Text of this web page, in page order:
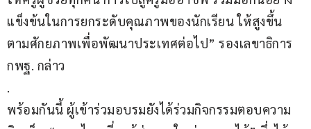
แข็งข้นในการยกระดับคุณภาพของนักเรียน ให้สูงขึ้น
ตามศักยภาพเพื่อพัฒนาประเทศต่อไป” รองเลขาธิการ
กพฐ. กล่าว
.
พร้อมกันนี้ ผู้เข้าร่วมอบรมยังได้ร่วมกิจกรรมตอบความ